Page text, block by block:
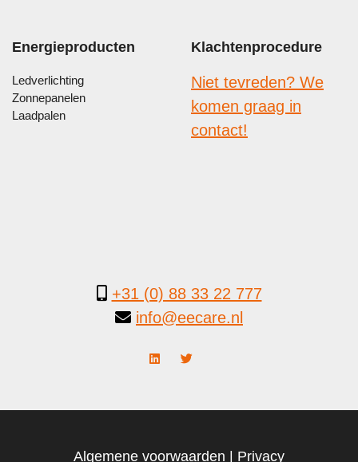
Energieproducten
Ledverlichting
Zonnepanelen
Laadpalen
Klachtenprocedure
Niet tevreden? We
komen graag in
contact!
+31 (0) 88 33 22 777
info@eecare.nl
Algemene voorwaarden | Privacy